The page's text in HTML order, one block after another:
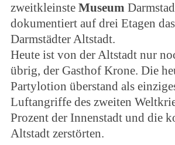
zweitkleinste Museum
dokumentiert auf drei Etagen
Darmstädter Altstadt.
Heute ist von der Altstadt nur
übrig, der Gasthof Krone. Die
Partylotion überstand als
Luftangriffe des zweiten
Prozent der Innenstadt und die
Altstadt zerstörten.